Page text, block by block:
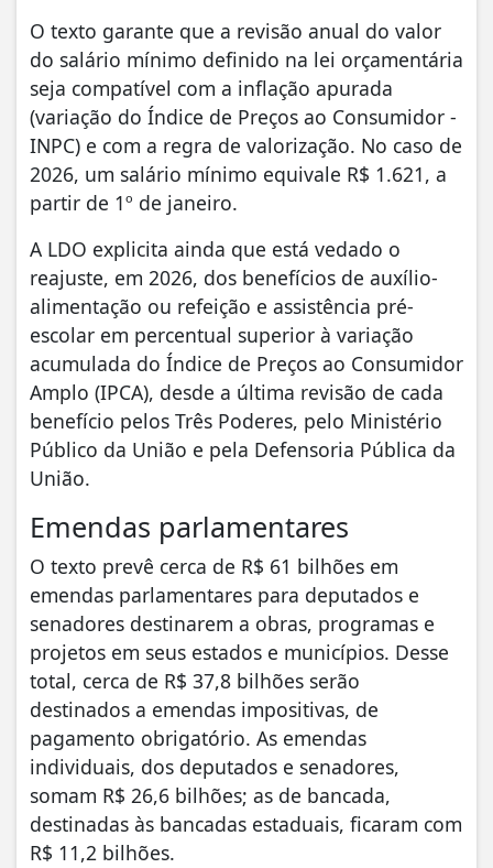
O texto garante que a revisão anual do valor
do salário mínimo definido na lei orçamentária
seja compatível com a inflação apurada
(variação do Índice de Preços ao Consumidor -
INPC) e com a regra de valorização. No caso de
2026, um salário mínimo equivale R$ 1.621, a
partir de 1º de janeiro.
A LDO explicita ainda que está vedado o
reajuste, em 2026, dos benefícios de auxílio-
alimentação ou refeição e assistência pré-
escolar em percentual superior à variação
acumulada do Índice de Preços ao Consumidor
Amplo (IPCA), desde a última revisão de cada
benefício pelos Três Poderes, pelo Ministério
Público da União e pela Defensoria Pública da
União.
Emendas parlamentares
O texto prevê cerca de R$ 61 bilhões em
emendas parlamentares para deputados e
senadores destinarem a obras, programas e
projetos em seus estados e municípios. Desse
total, cerca de R$ 37,8 bilhões serão
destinados a emendas impositivas, de
pagamento obrigatório. As emendas
individuais, dos deputados e senadores,
somam R$ 26,6 bilhões; as de bancada,
destinadas às bancadas estaduais, ficaram com
R$ 11,2 bilhões.